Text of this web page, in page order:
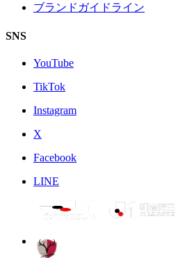
ブランドガイドライン
SNS
YouTube
TikTok
Instagram
X
Facebook
LINE